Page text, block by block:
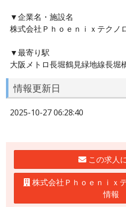
▼企業名・施設名
株式会社Ｐｈｏｅｎｉｘテクノ
▼最寄り駅
大阪メトロ長堀鶴見緑地線長堀
情報更新日
2025-10-27 06:28:40
この求人
株式会社Ｐｈｏｅｎｉｘ
情報